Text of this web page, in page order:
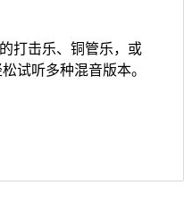
打击乐、铜管乐，或
试听多种混音版本。